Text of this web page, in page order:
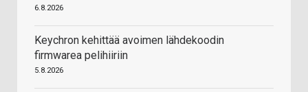
6.8.2026
Keychron kehittää avoimen lähdekoodin
firmwarea pelihiiriin
5.8.2026